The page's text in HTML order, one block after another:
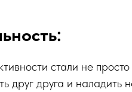
стали не
друг друга и